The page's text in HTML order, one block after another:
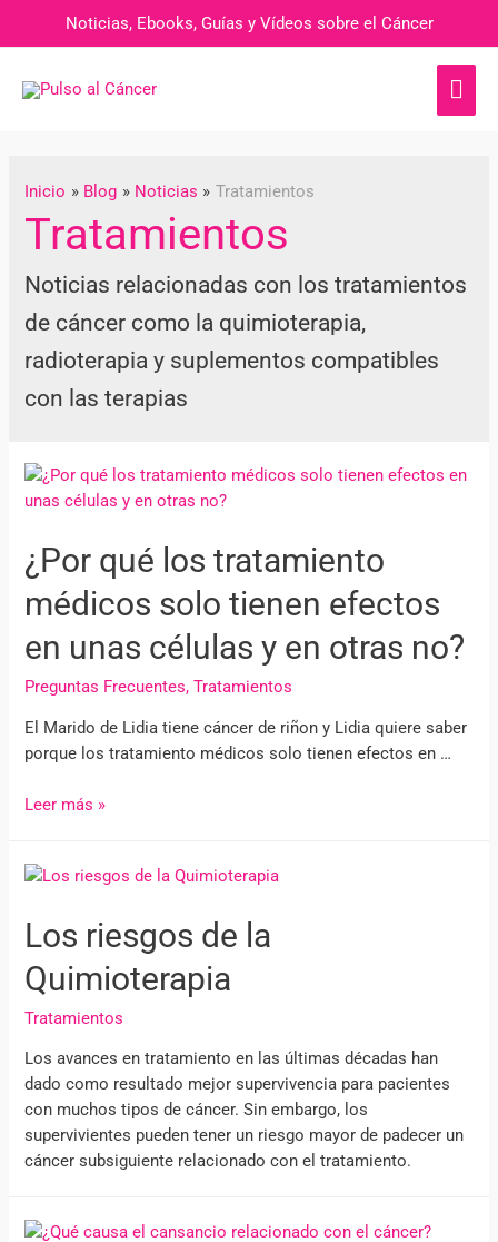
Noticias, Ebooks, Guías y Vídeos sobre el Cáncer
Inicio Blog Noticias Tratamientos
Tratamientos
Noticias relacionadas con los tratamientos
de cáncer como la quimioterapia,
radioterapia y suplementos compatibles
con las terapias
¿Por qué los tratamiento
médicos solo tienen efectos
en unas células y en otras no?
Preguntas Frecuentes,Tratamientos
El Marido de Lidia tiene cáncer de riñon y Lidia quiere saber
porque los tratamiento médicos solo tienen efectos en …
Leer más »
Los riesgos de la
Quimioterapia
Tratamientos
Los avances en tratamiento en las últimas décadas han
dado como resultado mejor supervivencia para pacientes
con muchos tipos de cáncer. Sin embargo, los
supervivientes pueden tener un riesgo mayor de padecer un
cáncer subsiguiente relacionado con el tratamiento.